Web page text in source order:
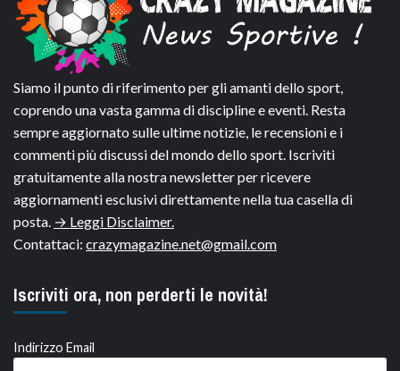
Siamo il punto di riferimento per gli amanti dello sport,
coprendo una vasta gamma di discipline e eventi. Resta
sempre aggiornato sulle ultime notizie, le recensioni e i
commenti più discussi del mondo dello sport. Iscriviti
gratuitamente alla nostra newsletter per ricevere
aggiornamenti esclusivi direttamente nella tua casella di
posta. → Leggi Disclaimer.
Contattaci: crazymagazine.net@gmail.com
Iscriviti ora, non perderti le novità!
Indirizzo Email